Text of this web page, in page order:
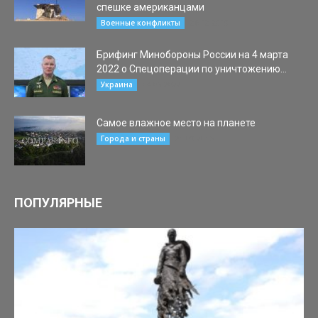
спешке американцами
Военные конфликты
Брифинг Минобороны России на 4 марта
2022 о Спецоперации по уничтожению...
Украина
Самое влажное место на планете
Города и страны
ПОПУЛЯРНЫЕ